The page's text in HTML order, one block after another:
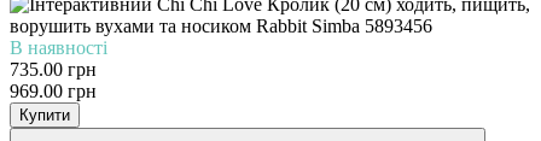
В наявності
735.00 грн
969.00 грн
Купити